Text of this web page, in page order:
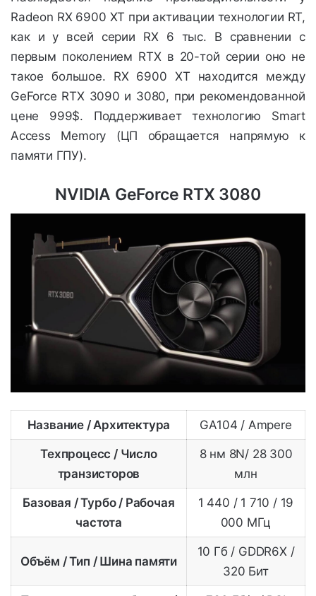
Radeon RX 6900 XT при активации технологии RT,
как и у всей серии RX 6 тыс. В сравнении с
первым поколением RTX в 20-той серии оно не
такое большое. RX 6900 XT находится между
GeForce RTX 3090 и 3080, при рекомендованной
цене 999$. Поддерживает технологию Smart
Access Memory (ЦП обращается напрямую к
памяти ГПУ).
NVIDIA GeForce RTX 3080
Название / Архитектура GA104 / Ampere
Техпроцесс / Число
транзисторов
8 нм 8N/ 28 300
млн
Базовая / Турбо / Рабочая
частота
1 440 / 1 710 / 19
000 МГц
Объём / Тип / Шина памяти
10 Гб / GDDR6X /
320 Бит